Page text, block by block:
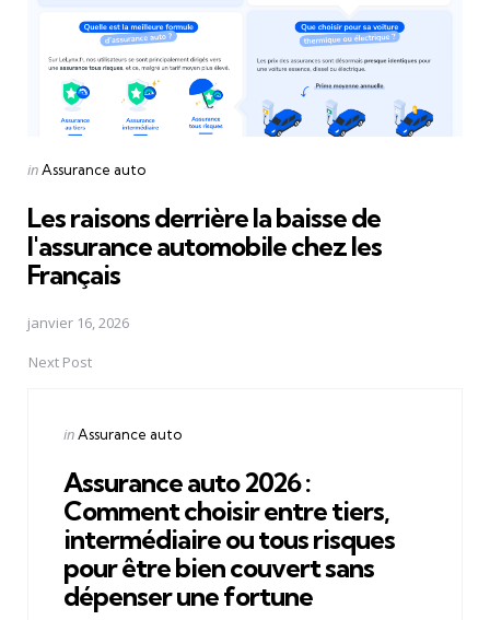
Posted
inAssurance auto
Les raisons derrière la baisse de
l'assurance automobile chez les
Français
janvier 16, 2026
Next Post
Posted
inAssurance auto
Assurance auto 2026 :
Comment choisir entre tiers,
intermédiaire ou tous risques
pour être bien couvert sans
dépenser une fortune